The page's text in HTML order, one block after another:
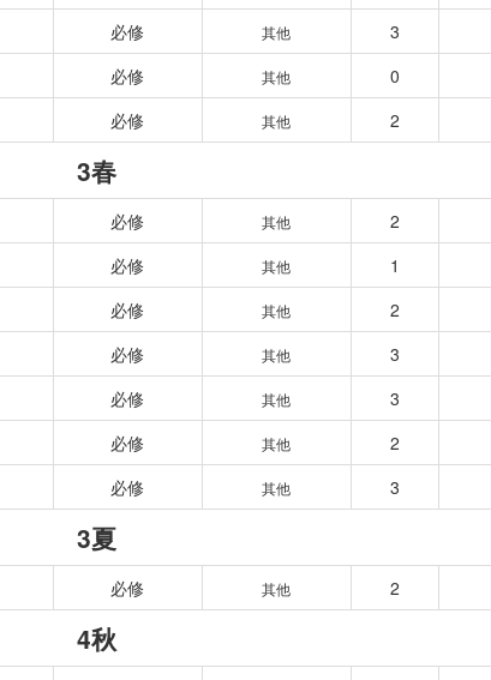
必修 其他 3
必修 其他 0
必修 其他 2
3春
必修 其他 2
必修 其他 1
必修 其他 2
必修 其他 3
必修 其他 3
必修 其他 2
必修 其他 3
3夏
必修 其他 2
4秋